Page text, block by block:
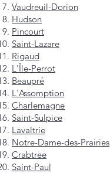
Vaudreuil-Dorion
Hudson
Pincourt
Saint-Lazare
Rigaud
L'Île-Perrot
Beaupré
L'Assomption
Charlemagne
Saint-Sulpice
Lavaltrie
Notre-Dame-des-Prairies
Crabtree
Saint-Paul